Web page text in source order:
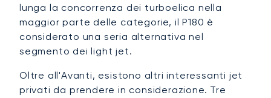
lunga la concorrenza dei turboelica nella
maggior parte delle categorie, il P180 è
considerato una seria alternativa nel
segmento dei light jet.
Oltre all'Avanti, esistono altri interessanti jet
privati da prendere in considerazione. Tre